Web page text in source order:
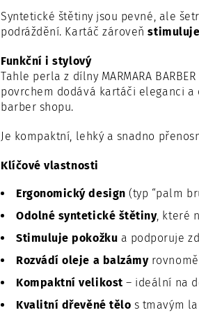
Syntetické štětiny jsou pevné, ale
podráždění. Kartáč zároveň
Funkční i stylový
Tahle perla z dílny MARMARA BARBER
povrchem dodává kartáči eleganci a
barber shopu.
Je kompaktní, lehký a snadno
Klíčové vlastnosti
Ergonomický design (typ “palm
Odolné syntetické štětiny, které
Stimuluje pokožku a podporuje
Rozvádí oleje a balzámy
Kompaktní velikost– ideální na
Kvalitní dřevěné tělo s tmavým